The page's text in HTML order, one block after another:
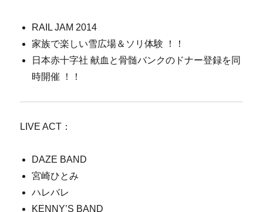
RAIL JAM 2014
家族で楽しい雪広場＆ソリ体験 ！！
日本赤十字社 献血と骨髄バンクのドナー登録を同
時開催 ！！
LIVE ACT：
DAZE BAND
宮崎ひとみ
ハレバレ
KENNY’S BAND